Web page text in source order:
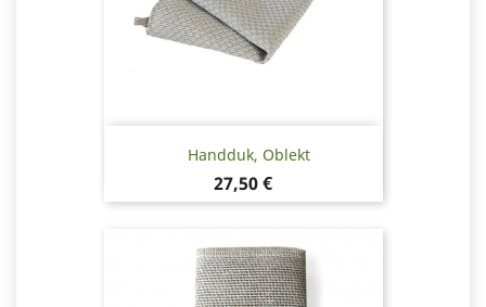
Handduk, Oblekt
Pris
27,50 €